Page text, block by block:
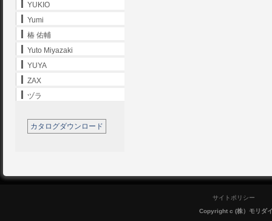
YUKIO
Yumi
椿 佑輔
Yuto Miyazaki
YUYA
ZAX
ヅラ
カタログダウンロード
サイトポリシー
Copyright c (株）モリダ